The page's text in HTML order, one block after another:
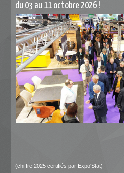
du 03 au 11 octobre 2026 !
(chiffre 2025 certifiés par Expo'Stat)